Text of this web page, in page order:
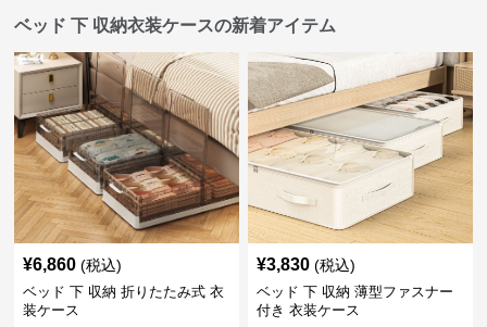
ベッド 下 収納衣装ケースの新着アイテム
¥6,860 (税込)
ベッド 下 収納 折りたたみ式 衣
装ケース
¥3,830 (税込)
ベッド 下 収納 薄型ファスナー
付き 衣装ケース